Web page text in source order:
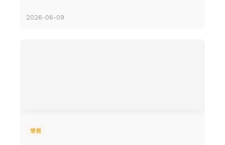
2026-06-09
병원